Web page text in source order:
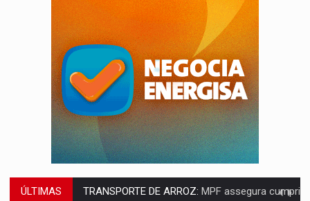
ÚLTIMAS DEEPFAKE:Sancionada lei contra violência sexual infantil na